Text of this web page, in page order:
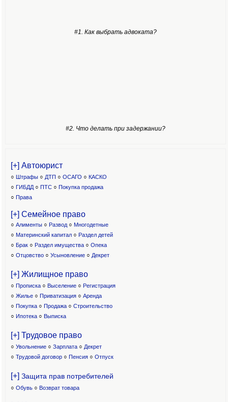
#1. Как выбрать адвоката?
#2. Что делать при задержании?
[+] Автоюрист
○ Штрафы ○ ДТП ○ ОСАГО ○ КАСКО
○ ГИБДД ○ ПТС ○ Покупка продажа
○ Права
[+] Семейное право
○ Алименты ○ Развод ○ Многодетные
○ Материнский капитал○ Раздел детей
○ Брак ○ Раздел имущества ○ Опека
○ Отцовство○ Усыновление ○ Декрет
[+] Жилищное право
○ Прописка ○ Выселение ○ Регистрация
○ Жилье ○ Приватизация ○ Аренда
○ Покупка ○ Продажа ○ Строительство
○ Ипотека ○ Выписка
[+] Трудовое право
○ Увольнение ○ Зарплата ○ Декрет
○ Трудовой договор ○ Пенсия ○ Отпуск
[+] Защита прав потребителей
○ Обувь ○ Возврат товара